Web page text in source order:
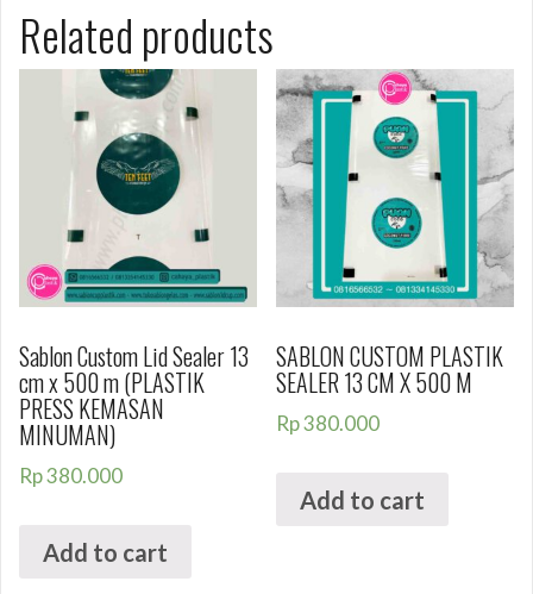
Related products
Sablon Custom Lid Sealer 13
cm x 500 m (PLASTIK
PRESS KEMASAN
MINUMAN)
Rp380.000
Add to cart
SABLON CUSTOM PLASTIK
SEALER 13 CM X 500 M
Rp380.000
Add to cart